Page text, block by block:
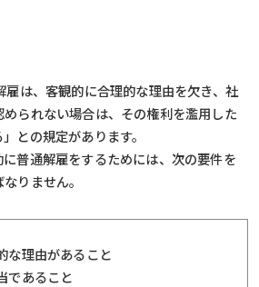
雇は、客観的に合理的な理由を欠き、社
られない場合は、その権利を濫用した
との規定があります。
普通解雇をするためには、次の要件を
りません。
な理由があること
であること